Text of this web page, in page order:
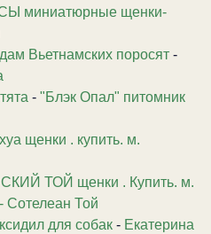
миниатюрные щенки-
Вьетнамских поросят -
- "Блэк Опал" питомник
щенки . купить. м.
ТОЙ щенки . Купить. м.
Сотелеан Той
для собак - Екатерина